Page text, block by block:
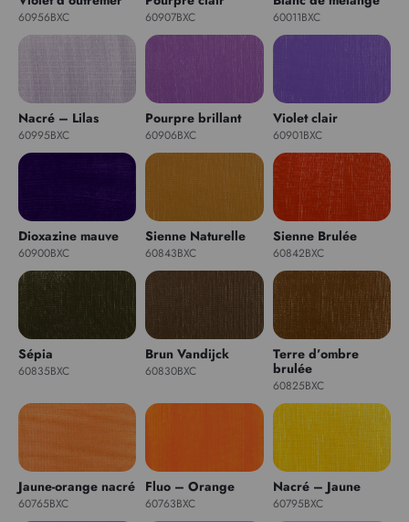
60956BXC 60907BXC 60011BXC
Nacré – Lilas
60995BXC
Pourpre brillant
60906BXC
Violet clair
60901BXC
Dioxazine mauve
60900BXC
Sienne Naturelle
60843BXC
Sienne Brulée
60842BXC
Sépia
60835BXC
Brun Vandijck
60830BXC
Terre d’ombre
brulée
60825BXC
Jaune-orange nacré
60765BXC
Fluo – Orange
60763BXC
Nacré – Jaune
60795BXC